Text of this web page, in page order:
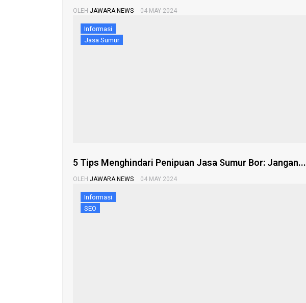
OLEH JAWARA NEWS 04 MAY 2024
Informasi
Jasa Sumur
5 Tips Menghindari Penipuan Jasa Sumur Bor: Jangan...
OLEH JAWARA NEWS 04 MAY 2024
Informasi
SEO